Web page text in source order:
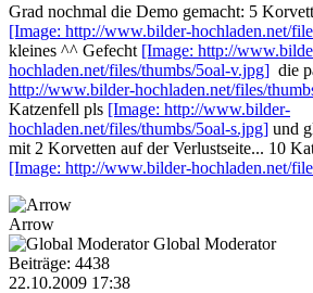
Grad nochmal die Demo gemacht: 5
[Image: http://www.bilder-hochladen.net/
kleines ^^ Gefecht [Image: http://
hochladen.net/files/thumbs/5oal-v.jpg] die
http://www.bilder-hochladen.net/files/
Katzenfell pls [Image: http://www.bilder-
hochladen.net/files/thumbs/5oal-s.jpg] und
mit 2 Korvetten auf der Verlustseite... 10
[Image: http://www.bilder-hochladen.net/
Arrow
Global Moderator
Beiträge: 4438
22.10.2009 17:38